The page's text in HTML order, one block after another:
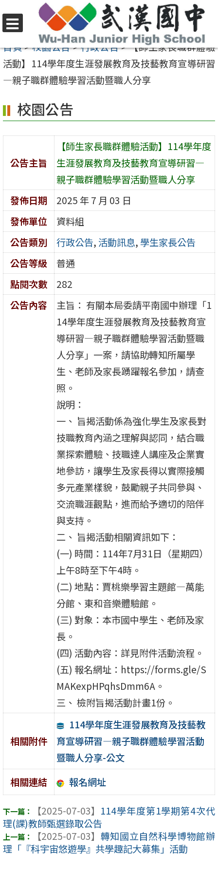
至
要
區
選
單
首頁>校園公告>行政公告>【師生家長職群體驗
活動】114學年度生涯發展教育及技藝教育宣導研習
—親子職群體驗學習活動暨職人分享
校園公告
公告主旨
【師生家長職群體驗活動】114學年度
生涯發展教育及技藝教育宣導研習—
親子職群體驗學習活動暨職人分享
發佈日期
2025 年 7 月 03 日
發佈單位
資料組
公告類別
行政公告, 活動訊息, 學生家長公告
公告等級
普通
點閱次數
282
公告內容
主旨： 有關本局委請平南國中辦理「1
14學年度生涯發展教育及技藝教育宣
導研習—親子職群體驗學習活動暨職
人分享」一案，請協助轉知所屬學
生、老師及家長踴躍報名參加，請查
照。
說明：
一、 旨揭活動係為強化學生及家長對
技職教育內涵之理解與認同，結合職
業探索體驗、技職達人講座及企業實
地參訪，讓學生及家長得以實際接觸
多元產業樣貌，鼓勵親子共同參與、
交流職涯觀點，進而給予適切的陪伴
與支持。
二、 旨揭活動相關資訊如下：
(一) 時間：114年7月31日（星期四）
上午8時至下午4時。
(二) 地點：賈桃樂學習主題館—萬能
分館、東和音樂體驗館。
(三) 對象：本市國中學生、老師及家
長。
(四) 活動內容：詳見附件活動流程。
(五) 報名網址：https://forms.gle/S
MAKexpHPqhsDmm6A。
三、 檢附旨揭活動計畫1份。
相關附件
114學年度生涯發展教育及技藝教
育宣導研習—親子職群體驗學習活動
暨職人分享-公文
相關連結
報名網址
【2025-07-03】 114學年度第1學期第4次代
理(課)教師甄選錄取公告
【2025-07-03】 轉知國立自然科學博物館辦
理「『科宇宙悠遊學』共學趣記大募集」活動